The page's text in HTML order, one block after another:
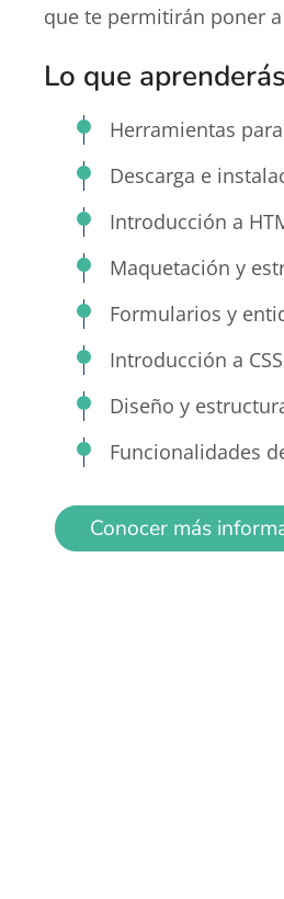
que te permitirán poner
Lo que aprenderás
Herramientas
Descarga e
Introducción a
Maquetación y
Formularios y
Introducción a
Diseño y
Funcionalidades
Conocer más